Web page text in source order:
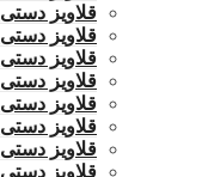
قلاویز دستی 10 میلیمتر
قلاویز دستی 11X1.5 میلیمتر
قلاویز دستی 12 میلیمتر
قلاویز دستی 14 میلیمتر
قلاویز دستی 16 میلیمتر
قلاویز دستی 18 میلیمتر FRA
قلاویز دستی 20 میلیمتر FRA
قلاویز دستی 22 میلیمتر